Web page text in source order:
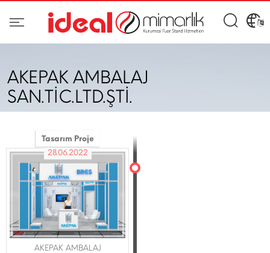
AKEPAK AMBALAJ
SAN.TİC.LTD.ŞTİ.
Tasarım Proje
28.06.2022
AKEPAK AMBALAJ